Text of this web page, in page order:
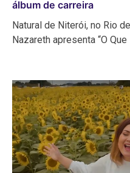
álbum de carreira
Natural de Niterói, no Rio
Nazareth apresenta “O Que